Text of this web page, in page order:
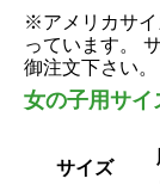
※アメリカサイ
っています。
御注文下さい。
女の子用サイ
サイズ